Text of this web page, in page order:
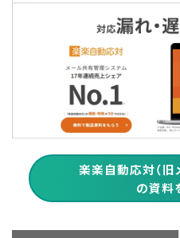
楽楽自動応対（旧
の資料